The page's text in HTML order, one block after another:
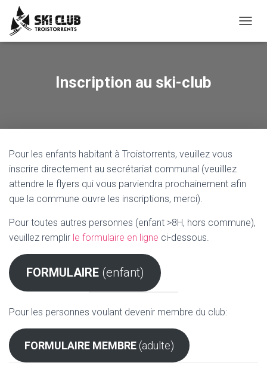
Inscription au ski-club
Pour les enfants habitant à Troistorrents, veuillez vous
inscrire directement au secrétariat communal (veuilllez
attendre le flyers qui vous parviendra prochainement afin
que la commune ouvre les inscriptions, merci).
Pour toutes autres personnes (enfant >8H, hors commune),
veuillez remplir le formulaire en ligne ci-dessous.
FORMULAIRE(enfant)
Pour les personnes voulant devenir membre du club:
FORMULAIRE MEMBRE (adulte)